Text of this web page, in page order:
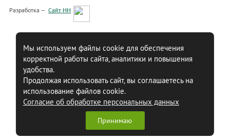
Разработка — Сайт НН
Мы используем файлы cookie для обеспечения
корректной работы сайта, аналитики и повышения
удобства.
Продолжая использовать сайт, вы соглашаетесь на
использование файлов cookie.
Согласие об обработке персональных данных
Принимаю